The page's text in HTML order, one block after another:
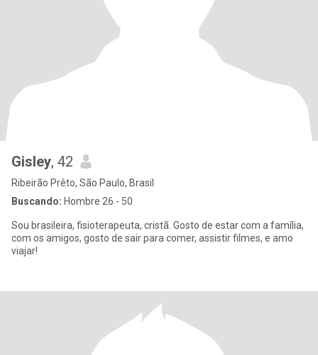
Gisley, 42
Ribeirão Prêto, São Paulo, Brasil
Buscando: Hombre 26 - 50
Sou brasileira, fisioterapeuta, cristã. Gosto de estar com a família,
com os amigos, gosto de sair para comer, assistir filmes, e amo
viajar!